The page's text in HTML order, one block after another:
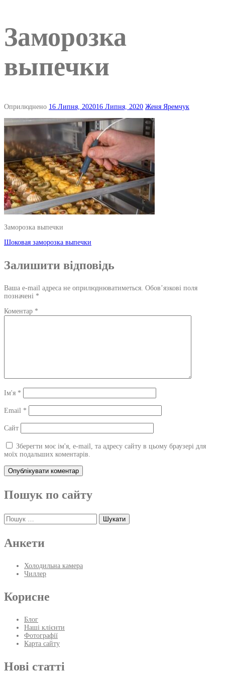
Заморозка
выпечки
Оприлюднено 16 Липня, 202016 Липня, 2020 Женя Яремчук
Заморозка выпечки
Навігація
по
запису
Шоковая заморозка выпечки
Залишити відповідь
Ваша e-mail адреса не оприлюднюватиметься. Обов’язкові поля
позначені *
Коментар *
Ім'я *
Email *
Сайт
Зберегти моє ім'я, e-mail, та адресу сайту в цьому браузері для
моїх подальших коментарів.
Пошук по сайту
Пошук:
Анкети
Холодильна камера
Чиллер
Корисне
Блог
Наші клієнти
Фотографії
Карта сайту
Нові статті